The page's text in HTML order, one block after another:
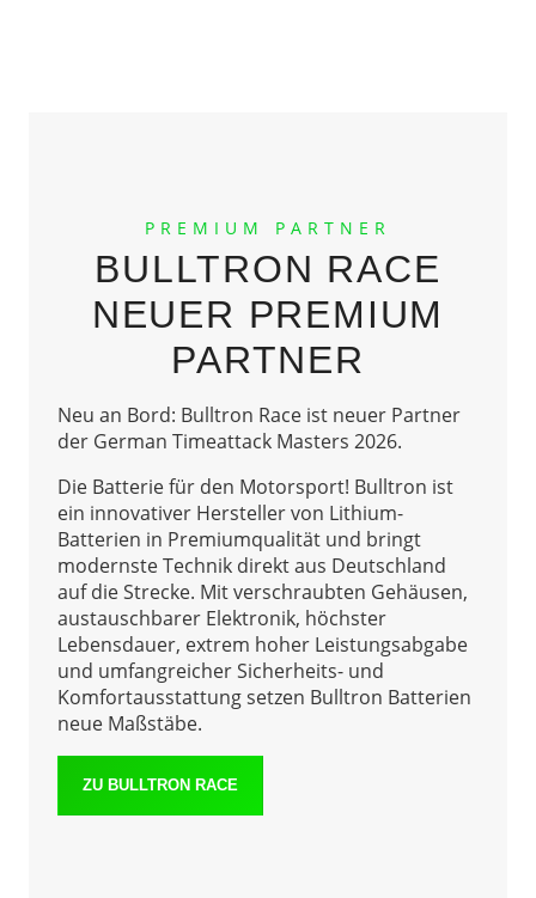
PREMIUM PARTNER
BULLTRON RACE
NEUER PREMIUM
PARTNER
Neu an Bord: Bulltron Race ist neuer Partner
der German Timeattack Masters 2026.
Die Batterie für den Motorsport! Bulltron ist
ein innovativer Hersteller von Lithium-
Batterien in Premiumqualität und bringt
modernste Technik direkt aus Deutschland
auf die Strecke. Mit verschraubten Gehäusen,
austauschbarer Elektronik, höchster
Lebensdauer, extrem hoher Leistungsabgabe
und umfangreicher Sicherheits- und
Komfortausstattung setzen Bulltron Batterien
neue Maßstäbe.
ZU BULLTRON RACE